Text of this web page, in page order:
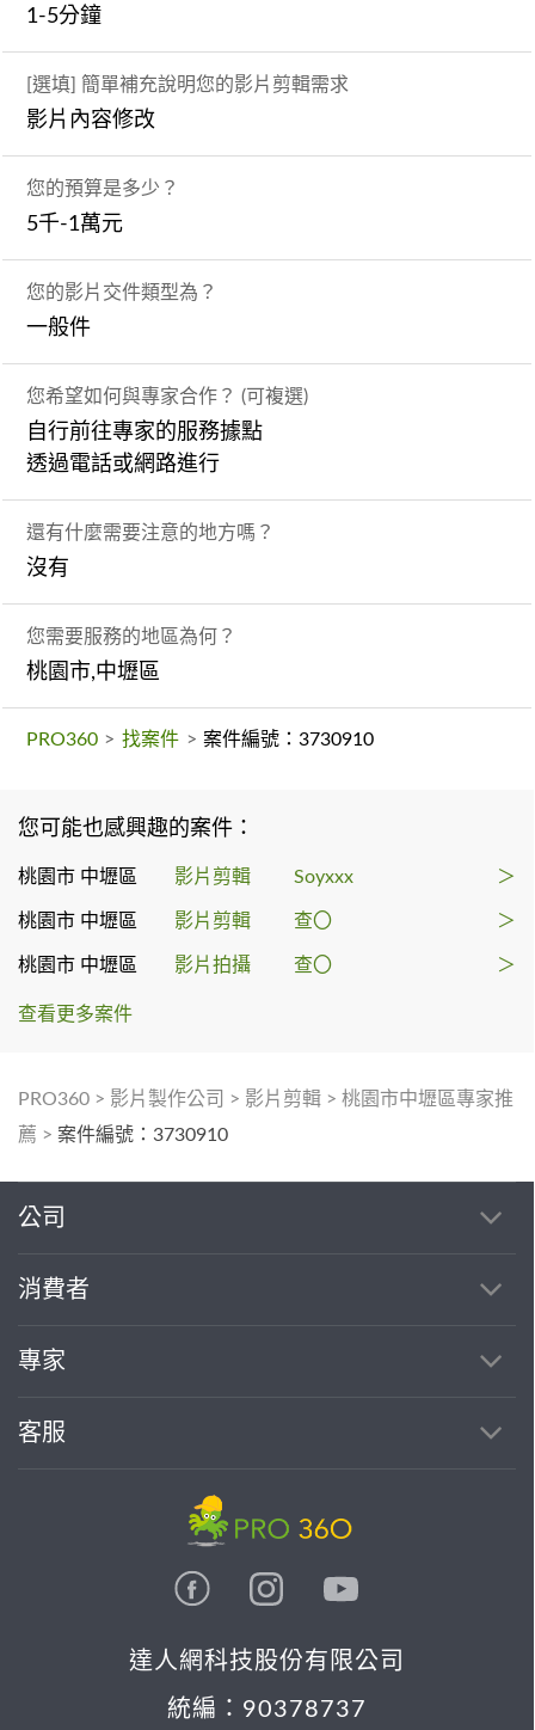
1-5分鐘
[選填] 簡單補充說明您的影片剪輯需求
影片內容修改
您的預算是多少？
5千-1萬元
您的影片交件類型為？
一般件
您希望如何與專家合作？ (可複選)
自行前往專家的服務據點
透過電話或網路進行
還有什麼需要注意的地方嗎？
沒有
您需要服務的地區為何？
桃園市,中壢區
PRO360 > 找案件 > 案件編號：3730910
您可能也感興趣的案件：
桃園市 中壢區 影片剪輯 Soyxxx ＞
桃園市 中壢區 影片剪輯 查〇 ＞
桃園市 中壢區 影片拍攝 查〇 ＞
查看更多案件
PRO360 > 影片製作公司 > 影片剪輯 > 桃園市中壢區專家推
薦 > 案件編號：3730910
公司
消費者
專家
客服
達人網科技股份有限公司
統編：90378737